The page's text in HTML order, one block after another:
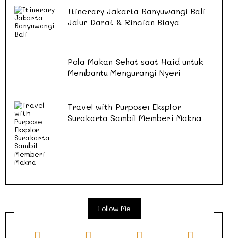
Itinerary Jakarta Banyuwangi Bali
Jalur Darat & Rincian Biaya
Pola Makan Sehat saat Haid untuk
Membantu Mengurangi Nyeri
Travel with Purpose: Eksplor
Surakarta Sambil Memberi Makna
Follow Me